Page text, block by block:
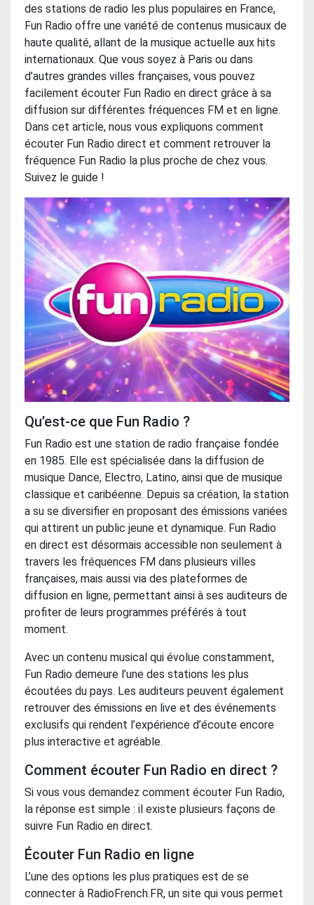
des stations de radio les plus populaires en France,
Fun Radio offre une variété de contenus musicaux de
haute qualité, allant de la musique actuelle aux hits
internationaux. Que vous soyez à Paris ou dans
d’autres grandes villes françaises, vous pouvez
facilement écouter Fun Radio en direct grâce à sa
diffusion sur différentes fréquences FM et en ligne.
Dans cet article, nous vous expliquons comment
écouter Fun Radio direct et comment retrouver la
fréquence Fun Radio la plus proche de chez vous.
Suivez le guide !
Qu’est-ce que Fun Radio ?
Fun Radio est une station de radio française fondée
en 1985. Elle est spécialisée dans la diffusion de
musique Dance, Electro, Latino, ainsi que de musique
classique et caribéenne. Depuis sa création, la station
a su se diversifier en proposant des émissions variées
qui attirent un public jeune et dynamique. Fun Radio
en direct est désormais accessible non seulement à
travers les fréquences FM dans plusieurs villes
françaises, mais aussi via des plateformes de
diffusion en ligne, permettant ainsi à ses auditeurs de
profiter de leurs programmes préférés à tout
moment.
Avec un contenu musical qui évolue constamment,
Fun Radio demeure l’une des stations les plus
écoutées du pays. Les auditeurs peuvent également
retrouver des émissions en live et des événements
exclusifs qui rendent l’expérience d’écoute encore
plus interactive et agréable.
Comment écouter Fun Radio en direct ?
Si vous vous demandez comment écouter Fun Radio,
la réponse est simple : il existe plusieurs façons de
suivre Fun Radio en direct.
Écouter Fun Radio en ligne
L’une des options les plus pratiques est de se
connecter à RadioFrench.FR, un site qui vous permet